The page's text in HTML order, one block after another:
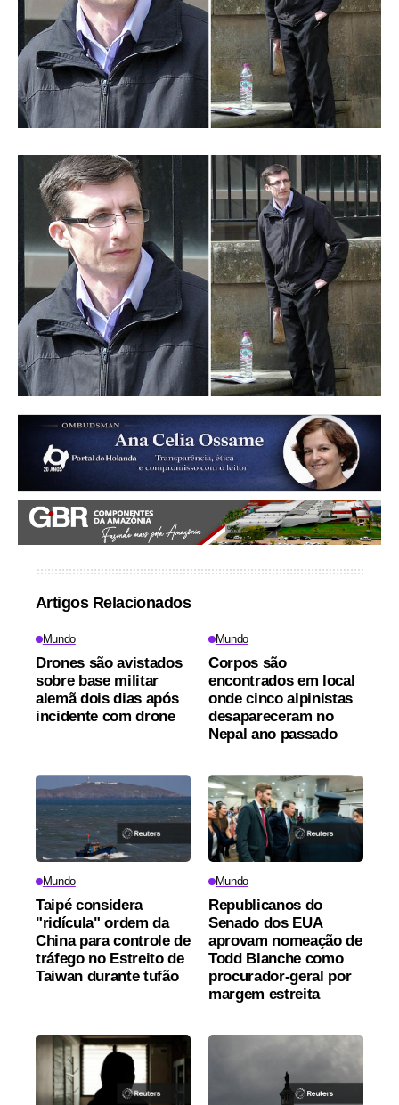
Artigos Relacionados
Mundo
Drones são avistados
sobre base militar
alemã dois dias após
incidente com drone
Mundo
Corpos são
encontrados em local
onde cinco alpinistas
desapareceram no
Nepal ano passado
Mundo
Taipé considera
"ridícula" ordem da
China para controle de
tráfego no Estreito de
Taiwan durante tufão
Mundo
Republicanos do
Senado dos EUA
aprovam nomeação de
Todd Blanche como
procurador-geral por
margem estreita